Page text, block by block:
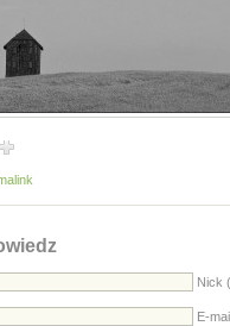
Nick
E-